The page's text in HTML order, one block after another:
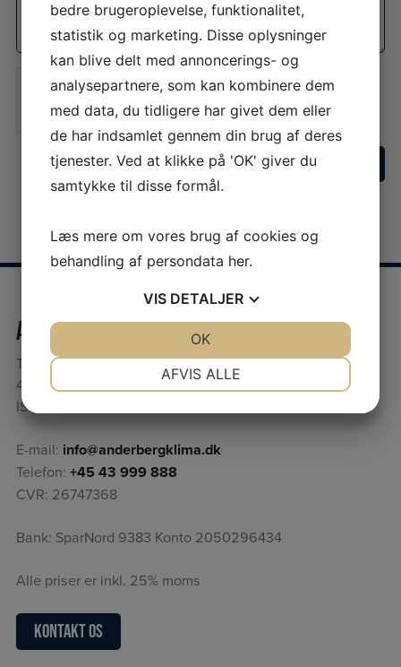
Jeg er ikke en robot
Anderberg Klima A/S
Teglværksvej 8B
4200 Slagelse
ISO9001:2015
E-mail: info@anderbergklima.dk
Telefon: +45 43 999 888
CVR: 26747368
Bank: SparNord 9383 Konto 2050296434
Alle priser er inkl. 25% moms
Kontakt os
bedre brugeroplevelse, funktionalitet,
statistik og marketing. Disse oplysninger
kan blive delt med annoncerings- og
analysepartnere, som kan kombinere dem
med data, du tidligere har givet dem eller
de har indsamlet gennem din brug af deres
tjenester. Ved at klikke på 'OK' giver du
samtykke til disse formål.
Læs mere om vores brug af cookies og
behandling af persondata her.
VIS DETALJER
AFVIS ALLE
OK